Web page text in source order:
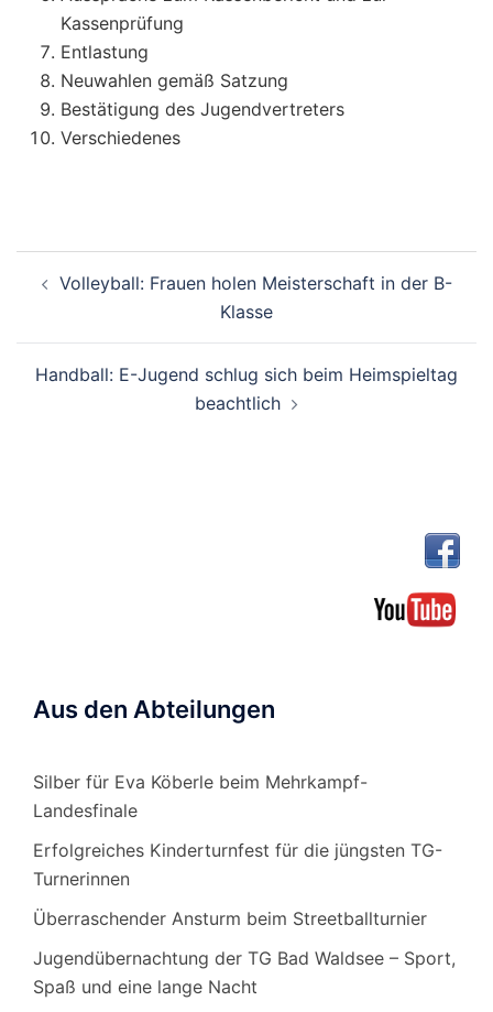
Kassenprüfung
Entlastung
Neuwahlen gemäß Satzung
Bestätigung des Jugendvertreters
Verschiedenes
Volleyball: Frauen holen Meisterschaft in der B-
Klasse
Handball: E-Jugend schlug sich beim Heimspieltag
beachtlich
Aus den Abteilungen
Silber für Eva Köberle beim Mehrkampf-
Landesfinale
Erfolgreiches Kinderturnfest für die jüngsten TG-
Turnerinnen
Überraschender Ansturm beim Streetballturnier
Jugendübernachtung der TG Bad Waldsee – Sport,
Spaß und eine lange Nacht